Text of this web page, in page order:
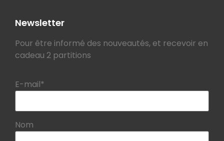
Newsletter
Pour être informé des nouveautés, et recevoir en
cadeau 2 partitions
E-mail*
Nom